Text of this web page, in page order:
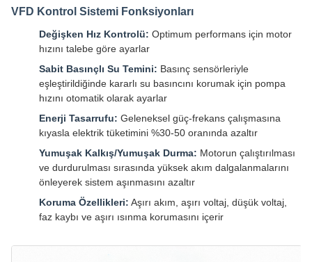
VFD Kontrol Sistemi Fonksiyonları
Değişken Hız Kontrolü: Optimum performans için motor
hızını talebe göre ayarlar
Sabit Basınçlı Su Temini: Basınç sensörleriyle
eşleştirildiğinde kararlı su basıncını korumak için pompa
hızını otomatik olarak ayarlar
Enerji Tasarrufu: Geleneksel güç-frekans çalışmasına
kıyasla elektrik tüketimini %30-50 oranında azaltır
Yumuşak Kalkış/Yumuşak Durma: Motorun çalıştırılması
ve durdurulması sırasında yüksek akım dalgalanmalarını
önleyerek sistem aşınmasını azaltır
Koruma Özellikleri: Aşırı akım, aşırı voltaj, düşük voltaj,
faz kaybı ve aşırı ısınma korumasını içerir